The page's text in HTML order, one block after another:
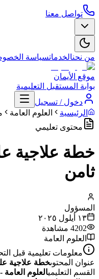
تواصل معنا
من نحنالخدماتسياسة
موقع الأيمان
بوابة المستقبل التعليمية
دخول / تسجيل
الرئيسية
العلوم العامة
محتوى تعليمي
خطة علاجية
ثامن
المسؤول
١٣ أيلول ٢٠٢٥
4202 مشاهدة
العلوم العامة
معلومات تعليمية قبل
عنوان المحتوىخطة علاجية
القسم التعليميالعلوم